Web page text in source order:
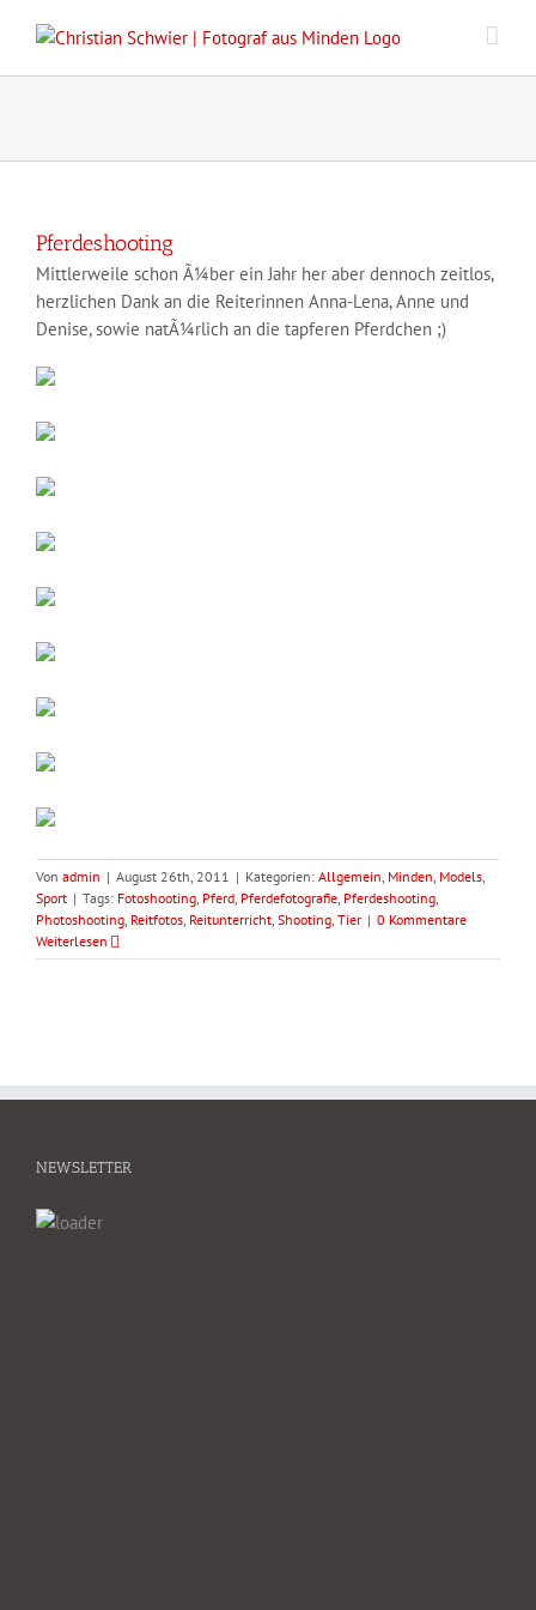
Inhalt
Pferdeshooting
Mittlerweile schon Ã¼ber ein Jahr her aber dennoch zeitlos,
herzlichen Dank an die Reiterinnen Anna-Lena, Anne und
Denise, sowie natÃ¼rlich an die tapferen Pferdchen ;)
Von admin | August 26th, 2011 | Kategorien: Allgemein, Minden, Models,
Sport | Tags: Fotoshooting, Pferd, Pferdefotografie, Pferdeshooting,
Photoshooting, Reitfotos, Reitunterricht, Shooting, Tier | 0 Kommentare
Weiterlesen
NEWSLETTER